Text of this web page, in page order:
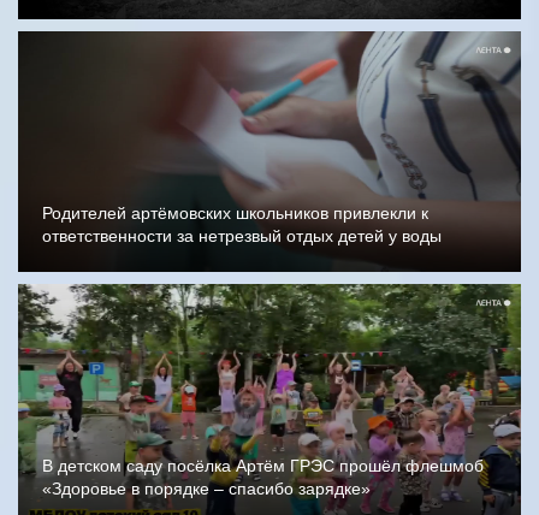
Родителей артёмовских школьников привлекли к
ответственности за нетрезвый отдых детей у воды
В детском саду посёлка Артём ГРЭС прошёл флешмоб
«Здоровье в порядке – спасибо зарядке»